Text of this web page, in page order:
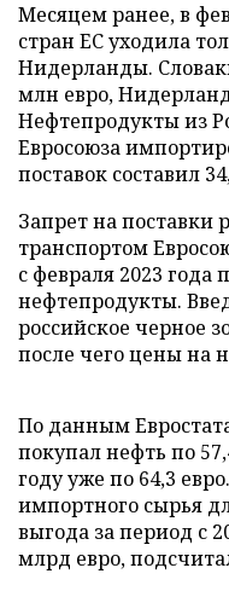
Месяцем ранее, в
стран ЕС уходила
Нидерланды.
млн евро,
Нефтепродукты из
Евросоюза
поставок составил
Запрет на поставки
транспортом
с февраля 2023
нефтепродукты.
российское черное
после чего цены на
По данным
покупал нефть по
году уже по 64,3
импортного сырья
выгода за период с
млрд евро,